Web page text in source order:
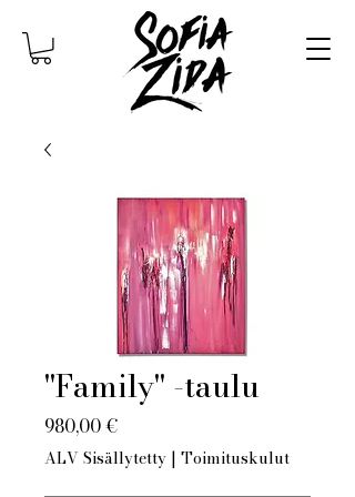
"Family" -taulu
980,00 €
ALV Sisällytetty | Toimituskulut